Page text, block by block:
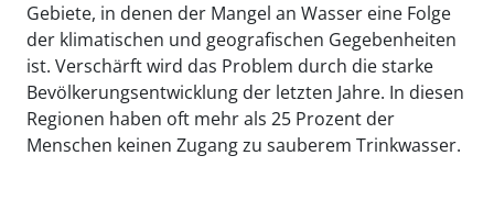
Gebiete, in denen der Mangel an Wasser eine Folge
der klimatischen und geografischen Gegebenheiten
ist. Verschärft wird das Problem durch die starke
Bevölkerungsentwicklung der letzten Jahre. In diesen
Regionen haben oft mehr als 25 Prozent der
Menschen keinen Zugang zu sauberem Trinkwasser.